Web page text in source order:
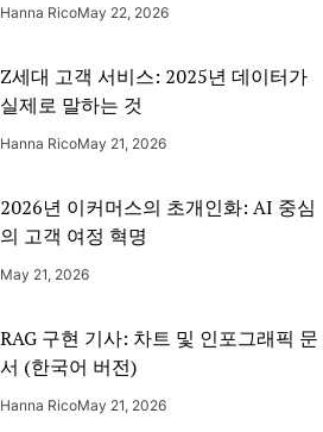
Hanna RicoMay 22, 2026
Z세대 고객 서비스: 2025년 데이터가
실제로 말하는 것
Hanna RicoMay 21, 2026
2026년 이커머스의 초개인화: AI 중심
의 고객 여정 혁명
May 21, 2026
RAG 구현 기사: 차트 및 인포그래픽 문
서 (한국어 버전)
Hanna RicoMay 21, 2026